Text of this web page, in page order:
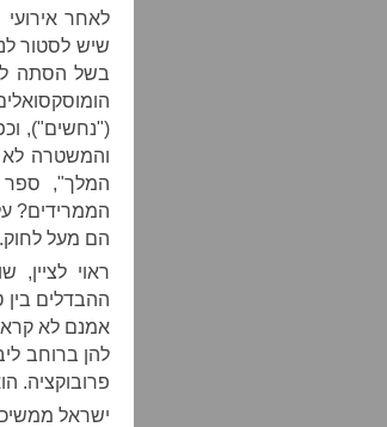
לאחר
שיש לסטור
בשל הסתה
("נחשים"),
והמשטרה
המלך", ספר
הממרידים?
הם מעל לחוק.
ראוי
ההבדלים בין
אמנם לא קרא
להן ברוחב
פרובוקציה.
ישראל